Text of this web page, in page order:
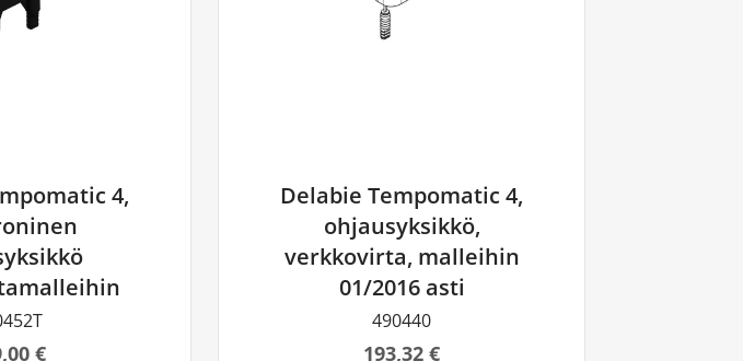
4,
€
Delabie Tempomatic 4,
ohjausyksikkö,
verkkovirta, malleihin
01/2016 asti
490440
193,32 €